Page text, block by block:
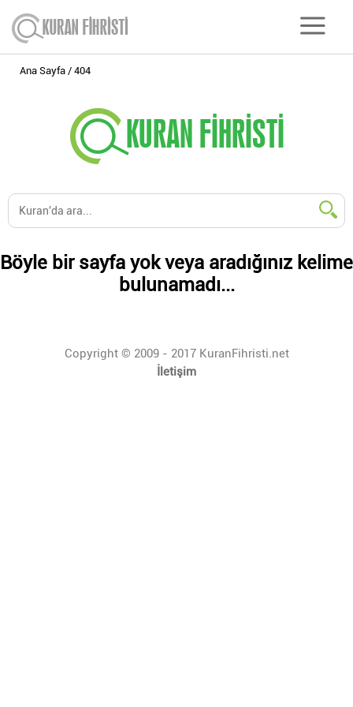
Ana Sayfa 404
Böyle bir sayfa yok veya aradığınız kelime
bulunamadı...
Copyright © 2009 - 2017 KuranFihristi.net
İletişim